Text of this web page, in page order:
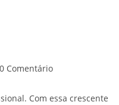
0 Comentário
Com essa crescente